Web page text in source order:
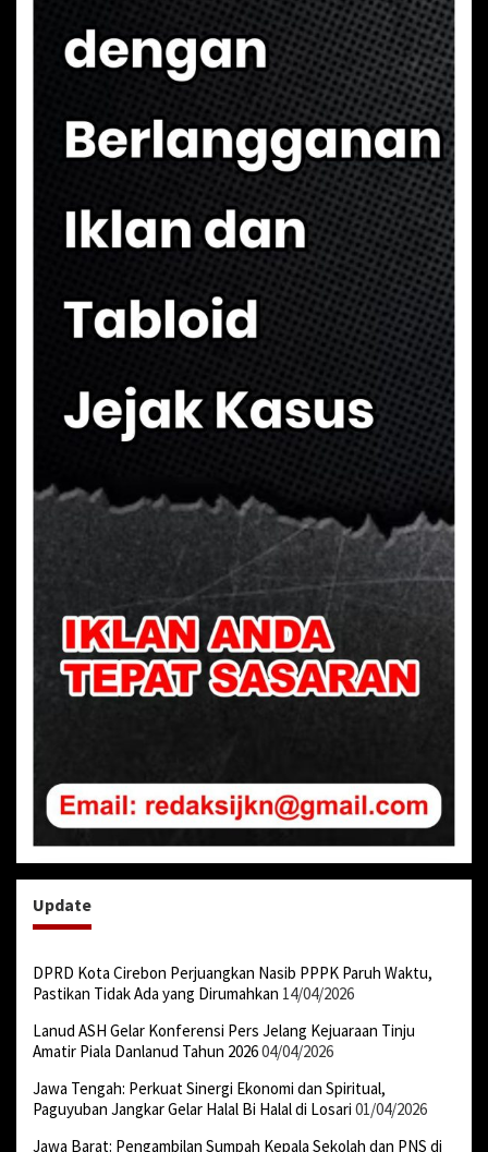
Update
DPRD Kota Cirebon Perjuangkan Nasib PPPK Paruh Waktu,
Pastikan Tidak Ada yang Dirumahkan 14/04/2026
Lanud ASH Gelar Konferensi Pers Jelang Kejuaraan Tinju
Amatir Piala Danlanud Tahun 202604/04/2026
Jawa Tengah: Perkuat Sinergi Ekonomi dan Spiritual,
Paguyuban Jangkar Gelar Halal Bi Halal di Losari 01/04/2026
Jawa Barat: Pengambilan Sumpah Kepala Sekolah dan PNS di